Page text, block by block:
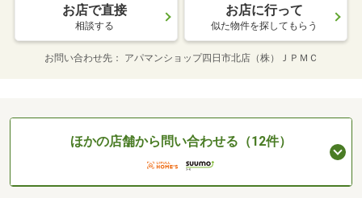
お店で直接
相談する
お店に行って
似た物件を探してもらう
お問い合わせ先 アパマンショップ四日市北店（株）ＪＰＭＣ
ほかの店舗から問い合わせる（12件）